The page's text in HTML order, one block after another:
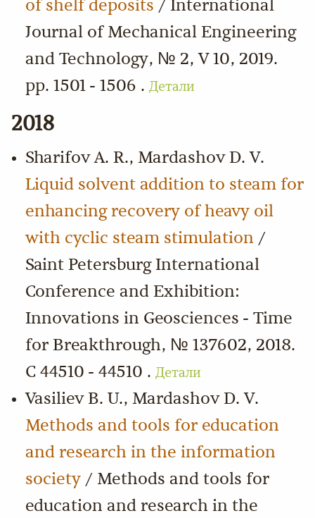
of shelf deposits / International
Journal of Mechanical Engineering
and Technology, № 2, V 10, 2019.
pp. 1501 - 1506 . Детали
2018
Sharifov A. R., Mardashov D. V.
Liquid solvent addition to steam for
enhancing recovery of heavy oil
with cyclic steam stimulation /
Saint Petersburg International
Conference and Exhibition:
Innovations in Geosciences - Time
for Breakthrough, № 137602, 2018.
С 44510 - 44510 . Детали
Vasiliev B. U., Mardashov D. V.
Methods and tools for education
and research in the information
society / Methods and tools for
education and research in the